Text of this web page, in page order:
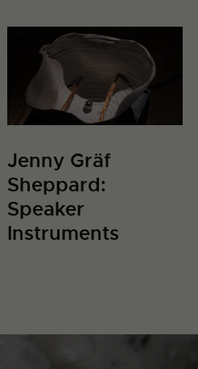
Jenny Gräf
Sheppard:
Speaker
Instruments